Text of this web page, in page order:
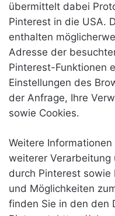
übermittelt dabei
Pinterest in die USA.
enthalten
Adresse der
Pinterest-Funktionen
Einstellungen des
der Anfrage, Ihre
sowie Cookies.
Weitere
weiterer Verarbeitung
durch Pinterest sowie
und Möglichkeiten
finden Sie in den den